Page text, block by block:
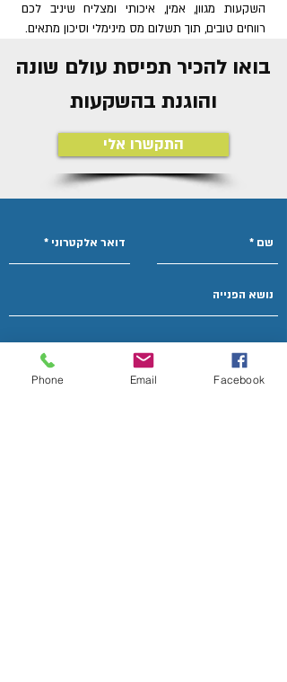
בואו להכיר תפיסת עולם שונה
והוגנת בהשקעות
התקשרו אלי
השקעות מגוון, אמין, איכותי ומצליח שיניב לכם
רווחים טובים, תוך תשלום מס מינימלי וסיכון מתאים.
Phone Email Facebook